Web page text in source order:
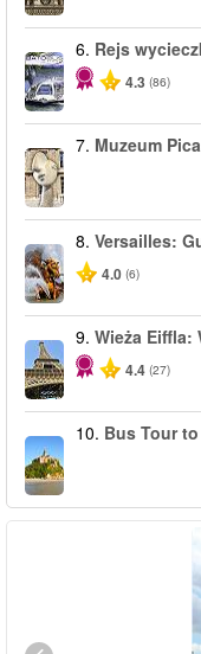
6. Rejs
4.3 (86)
7. Muzeum
8. Versailles:
4.0 (6)
9. Wieża Eiffla:
4.4 (27)
10. Bus Tour